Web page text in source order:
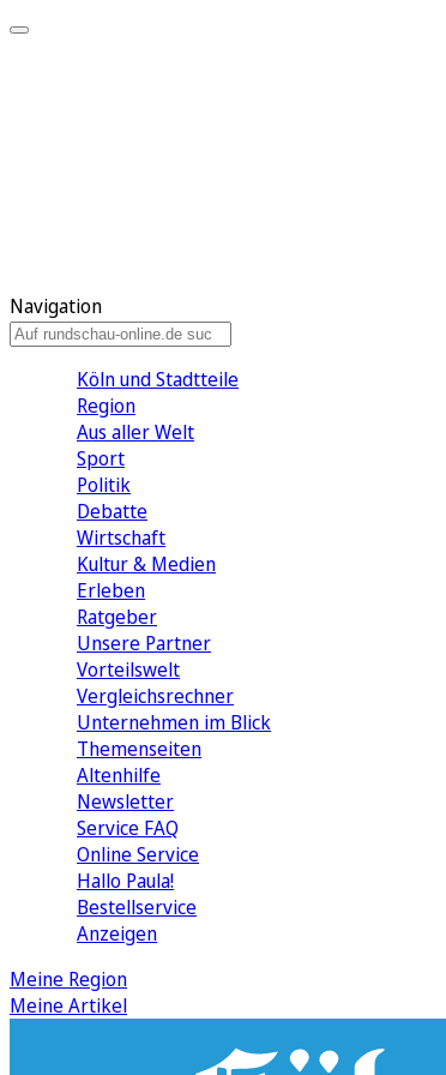
Navigation
Köln und Stadtteile
Region
Aus aller Welt
Sport
Politik
Debatte
Wirtschaft
Kultur & Medien
Erleben
Ratgeber
Unsere Partner
Vorteilswelt
Vergleichsrechner
Unternehmen im Blick
Themenseiten
Altenhilfe
Newsletter
Service FAQ
Online Service
Hallo Paula!
Bestellservice
Anzeigen
Meine Region
Meine Artikel